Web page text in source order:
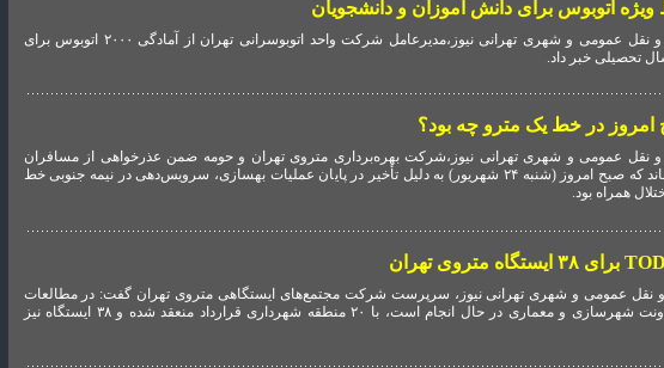
اتوبوس برای دانش آموزان و دانشجویان
به گزارش گروه حمل و نقل عمومی و شهری تهرانی نیوز،مدیرعامل شرکت واحد اتوبوسرانی تهران از آمادگی ۲۰۰۰ اتوبوس برای
تحصیلی خبر داد.
امروز در خط یک مترو چه بود؟
نقل عمومی و شهری تهرانی نیوز،شرکت بهره‌برداری متروی تهران و حومه ضمن عذرخواهی از مسافران
گرامی به اطلاع می‌رساند که صبح امروز (شنبه ۲۴ شهریور) به دلیل تأخیر در پایان عملیات بهسازی، سرویس‌دهی در نیمه جنوبی خط
همراه بود.
نقل عمومی و شهری تهرانی نیوز، سرپرست شرکت مجتمع‌های ایستگاهی متروی تهران گفت: در مطالعات
TOD که از طریق معاونت شهرسازی و معماری در حال انجام است، با ۲۰ منطقه شهرداری قرارداد منعقد شده و ۳۸ ایستگاه نیز